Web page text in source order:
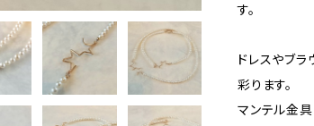
す。
ドレスやブ
彩ります。
マンテル金具